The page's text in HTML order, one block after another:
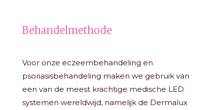
Behandelmethode
Voor onze eczeembehandeling en
psoriasisbehandeling maken we gebruik van
een van de meest krachtige medische LED
systemen wereldwijd, namelijk de Dermalux